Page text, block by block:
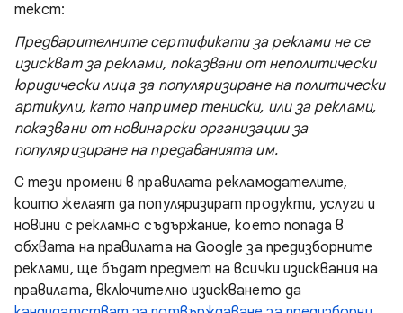
текст:
Предварителните сертификати за реклами не се
изискват за реклами, показвани от неполитически
юридически лица за популяризиране на политически
артикули, като например тениски, или за реклами,
показвани от новинарски организации за
популяризиране на предаванията им.
С тези промени в правилата рекламодателите,
които желаят да популяризират продукти, услуги и
новини с рекламно съдържание, което попада в
обхвата на правилата на Google за предизборните
реклами, ще бъдат предмет на всички изисквания на
правилата, включително изискването да